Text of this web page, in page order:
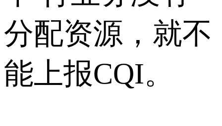
分配资源，就不
能上报CQI。